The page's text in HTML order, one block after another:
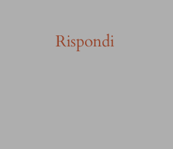
Rispondi